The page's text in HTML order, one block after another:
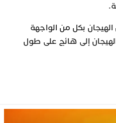
بكل من الواجهة
إلى هائج على طول